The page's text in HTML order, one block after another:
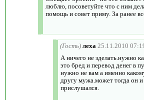
люблю, посоветуйте что с ним
помощь и совет приму. За ранее
(Гость) леха 25.11.2010
А ничего не зделать.нужно
это бред и перевод денег в
нужно не вам а именно
другу мужа.может тогда он
прислушался.